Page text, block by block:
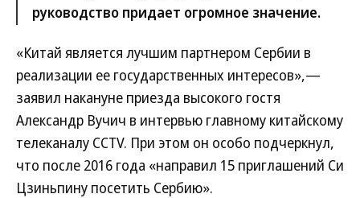
руководство придает огромное значение.
«Китай является лучшим партнером Сербии в
реализации ее государственных интересов»,—
заявил накануне приезда высокого гостя
Александр Вучич в интервью главному китайскому
телеканалу CCTV. При этом он особо подчеркнул,
что после 2016 года «направил 15 приглашений Си
Цзиньпину посетить Сербию».